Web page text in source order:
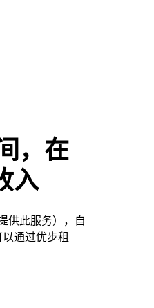
，在
入
供此服务），自
通过优步租